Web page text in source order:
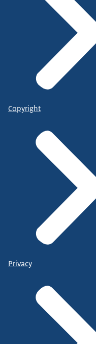
Copyright
Privacy